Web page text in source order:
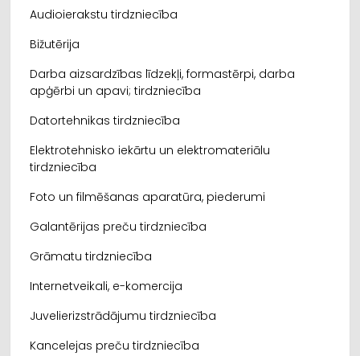
Audioierakstu tirdzniecība
Bižutērija
Darba aizsardzības līdzekļi, formastērpi, darba
apģērbi un apavi; tirdzniecība
Datortehnikas tirdzniecība
Elektrotehnisko iekārtu un elektromateriālu
tirdzniecība
Foto un filmēšanas aparatūra, piederumi
Galantērijas preču tirdzniecība
Grāmatu tirdzniecība
Internetveikali, e-komercija
Juvelierizstrādājumu tirdzniecība
Kancelejas preču tirdzniecība